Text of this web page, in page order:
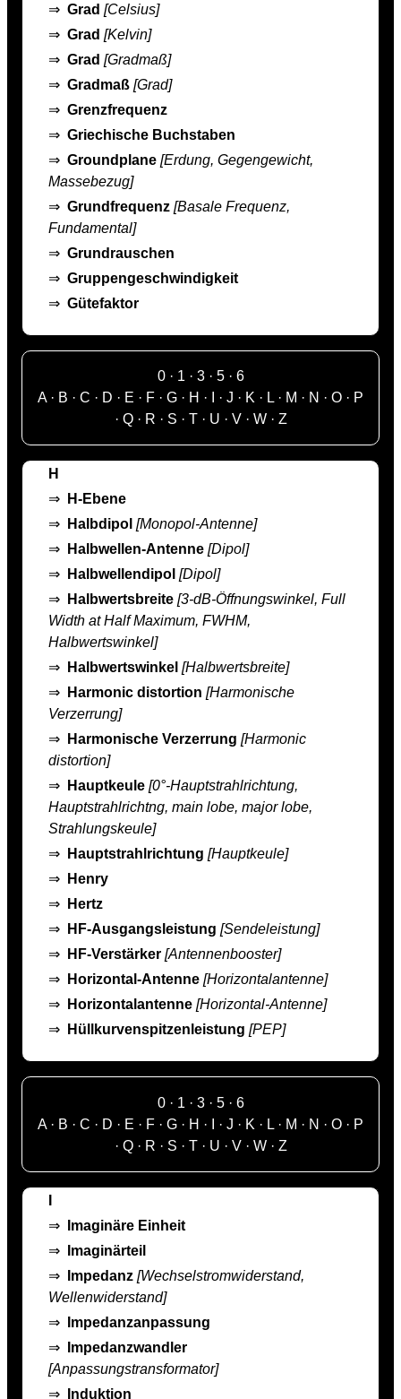
⇒ Grad [Celsius]
⇒ Grad [Kelvin]
⇒ Grad [Gradmaß]
⇒ Gradmaß [Grad]
⇒ Grenzfrequenz
⇒ Griechische Buchstaben
⇒ Groundplane [Erdung, Gegengewicht,
Massebezug]
⇒ Grundfrequenz [Basale Frequenz,
Fundamental]
⇒ Grundrauschen
⇒ Gruppengeschwindigkeit
⇒ Gütefaktor
0· 1 · 3· 5· 6
A· B · C · D · E · F · G · H · · J · K · L · M · N · O · P
· Q· R · S · T· U · V· W· Z
H
⇒
H-Ebene
⇒
Halbdipol [Monopol-Antenne]
⇒
Halbwellen-Antenne [Dipol]
⇒
Halbwellendipol [Dipol]
⇒
Halbwertsbreite [3-dB-Öffnungswinkel, Full
Width at Half Maximum, FWHM,
Halbwertswinkel]
⇒
Halbwertswinkel [Halbwertsbreite]
⇒
Harmonic distortion [Harmonische
Verzerrung]
⇒
Harmonische Verzerrung [Harmonic
distortion]
⇒
Hauptkeule [0°-Hauptstrahlrichtung,
Hauptstrahlrichtng, main lobe, major lobe,
Strahlungskeule]
⇒
Hauptstrahlrichtung [Hauptkeule]
⇒
Henry
⇒
Hertz
⇒
HF-Ausgangsleistung [Sendeleistung]
⇒
HF-Verstärker [Antennenbooster]
⇒
Horizontal-Antenne [Horizontalantenne]
⇒
Horizontalantenne [Horizontal-Antenne]
⇒
Hüllkurvenspitzenleistung [PEP]
0· 1 · 3· 5· 6
A· B · C · D · E · F · G · H · · J · K · L · M · N · O · P
· Q· R · S · T· U · V· W· Z
⇒
Imaginäre Einheit
⇒
Imaginärteil
⇒
Impedanz [Wechselstromwiderstand,
Wellenwiderstand]
⇒
Impedanzanpassung
⇒
Impedanzwandler
[Anpassungstransformator]
⇒
Induktion